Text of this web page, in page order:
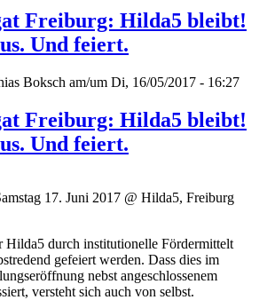
Freiburg: Hilda5 bleibt!
Und feiert.
Boksch am/um Di, 16/05/2017 - 16:27
Freiburg: Hilda5 bleibt!
Und feiert.
17. Juni 2017 @ Hilda5, Freiburg
Hilda5 durch institutionelle Fördermittelt
gefeiert werden. Dass dies im
nebst angeschlossenem
versteht sich auch von selbst.